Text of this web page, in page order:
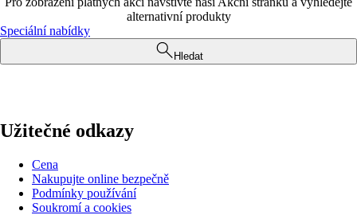
alternativní produkty
Speciální nabídky
Hledat
Užitečné odkazy
Cena
Nakupujte online bezpečně
Podmínky používání
Soukromí a cookies